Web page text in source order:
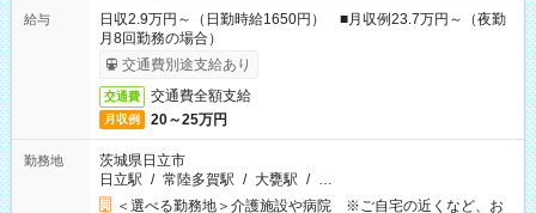
給与
日収2.9万円～（日勤時給1650円） ■月収例23.7万円～（夜勤
月8回勤務の場合）
交通費別途支給あり
交通費 交通費全額支給
月収例 20～25万円
勤務地
茨城県日立市
日立駅 / 常陸多賀駅 / 大甕駅 / …
＜選べる勤務地＞介護施設や病院 ※ご自宅の近くなど、お